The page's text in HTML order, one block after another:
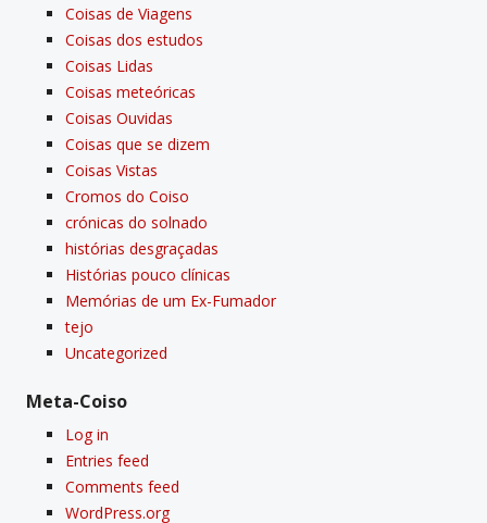
Coisas de Viagens
Coisas dos estudos
Coisas Lidas
Coisas meteóricas
Coisas Ouvidas
Coisas que se dizem
Coisas Vistas
Cromos do Coiso
crónicas do solnado
histórias desgraçadas
Histórias pouco clí­nicas
Memórias de um Ex-Fumador
tejo
Uncategorized
Meta-Coiso
Log in
Entries feed
Comments feed
WordPress.org